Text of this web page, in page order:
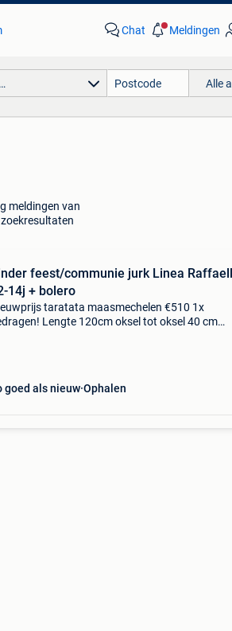
Chat Meldingen
Alle
meldingen van
feest/communie jurk Linea
14j + bolero
taratata maasmechelen €510 1x
Lengte 120cm oksel tot oksel 40 cm
goed als nieuw Ophalen